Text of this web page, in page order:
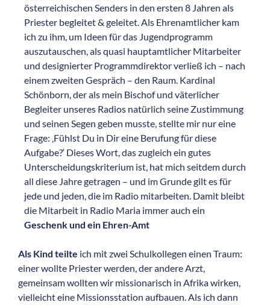
österreichischen Senders in den ersten 8 Jahren als
Priester begleitet & geleitet. Als Ehrenamtlicher kam
ich zu ihm, um Ideen für das Jugendprogramm
auszutauschen, als quasi hauptamtlicher Mitarbeiter
und designierter Programmdirektor verließ ich – nach
einem zweiten Gespräch – den Raum. Kardinal
Schönborn, der als mein Bischof und väterlicher
Begleiter unseres Radios natürlich seine Zustimmung
und seinen Segen geben musste, stellte mir nur eine
Frage: ‚Fühlst Du in Dir eine Berufung für diese
Aufgabe?‘ Dieses Wort, das zugleich ein gutes
Unterscheidungskriterium ist, hat mich seitdem durch
all diese Jahre getragen – und im Grunde gilt es für
jede und jeden, die im Radio mitarbeiten. Damit bleibt
die Mitarbeit in Radio Maria immer auch ein
Geschenk und ein Ehren-Amt
Als Kind teilte ich mit zwei Schulkollegen einen Traum:
einer wollte Priester werden, der andere Arzt,
gemeinsam wollten wir missionarisch in Afrika wirken,
vielleicht eine Missionsstation aufbauen. Als ich dann